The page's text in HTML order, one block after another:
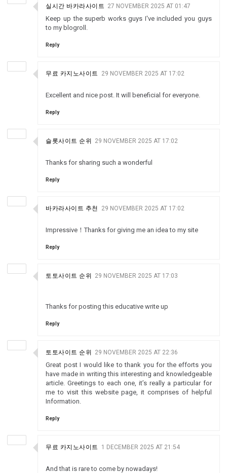
실시간 바카라사이트 27 NOVEMBER 2025 AT 01:47
Keep up the superb works guys I've included you guys
to my blogroll.
Reply
무료 카지노사이트 29 NOVEMBER 2025 AT 17:02
Excellent and nice post. It will beneficial for everyone.
Reply
슬롯사이트 순위 29 NOVEMBER 2025 AT 17:02
Thanks for sharing such a wonderful
Reply
바카라사이트 추천 29 NOVEMBER 2025 AT 17:02
Impressive！Thanks for giving me an idea to my site
Reply
토토사이트 순위 29 NOVEMBER 2025 AT 17:03
Thanks for posting this educative write up
Reply
토토사이트 순위 29 NOVEMBER 2025 AT 22:36
Great post I would like to thank you for the efforts you
have made in writing this interesting and knowledgeable
article. Greetings to each one, it’s really a particular for
me to visit this website page, it comprises of helpful
Information.
Reply
무료 카지노사이트 1 DECEMBER 2025 AT 21:54
And that is rare to come by nowadays!